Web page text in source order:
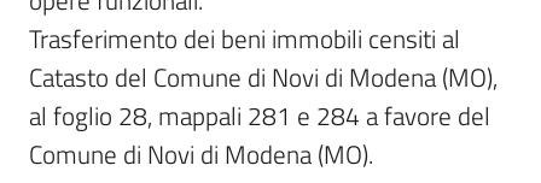
Trasferimento dei beni immobili censiti al
Catasto del Comune di Novi di Modena (MO),
al foglio 28, mappali 281 e 284 a favore del
Comune di Novi di Modena (MO).